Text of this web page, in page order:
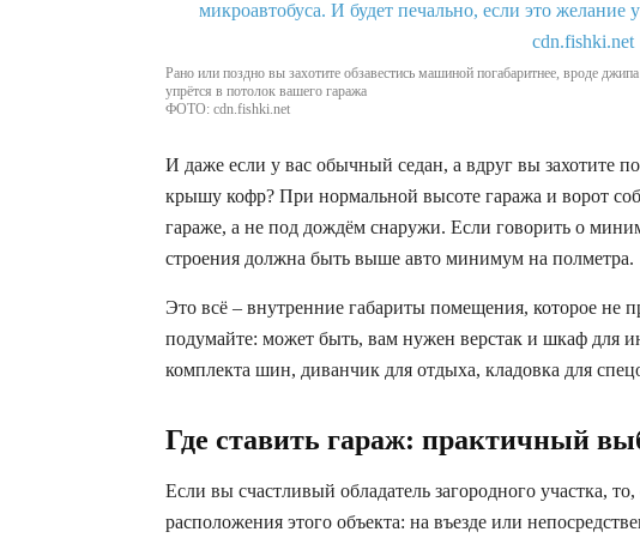
Рано или поздно вы захотите обзавестись машиной погабаритнее, вроде
упрётся в потолок вашего гаража
ФОТО: cdn.fishki.net
И даже если у вас обычный седан, а вдруг вы захотите
крышу кофр? При нормальной высоте гаража и ворот
гараже, а не под дождём снаружи. Если говорить о
строения должна быть выше авто минимум на полметра.
Это всё – внутренние габариты помещения, которое не
подумайте: может быть, вам нужен верстак и шкаф для
комплекта шин, диванчик для отдыха, кладовка для
Где ставить гараж: практичный
Если вы счастливый обладатель загородного участка,
расположения этого объекта: на въезде или